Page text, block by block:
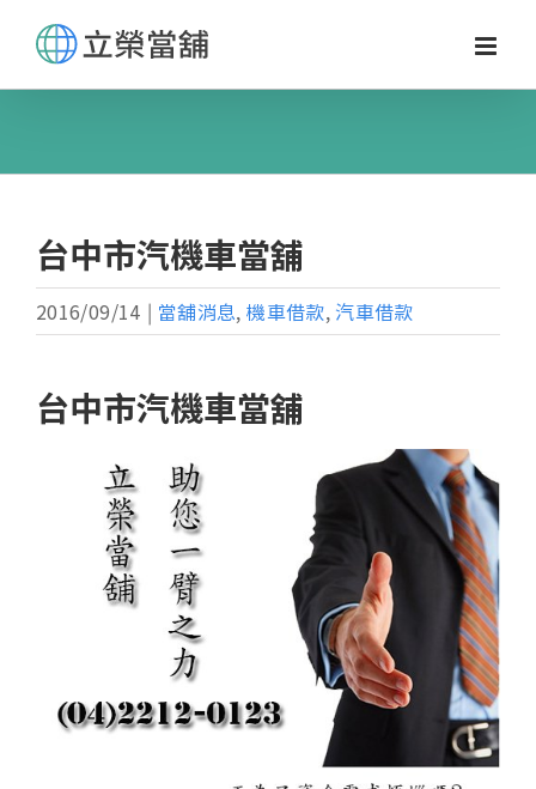
content
台中市汽機車當舖
2016/09/14 | 當舖消息,機車借款, 汽車借款
台中市汽機車當舖